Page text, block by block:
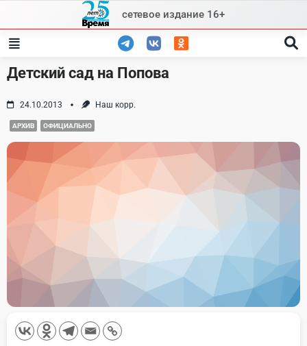
content
сетевое издание 16+
Детский сад на Попова
24.10.2013 Наш корр.
АРХИВ ОФИЦИАЛЬНО